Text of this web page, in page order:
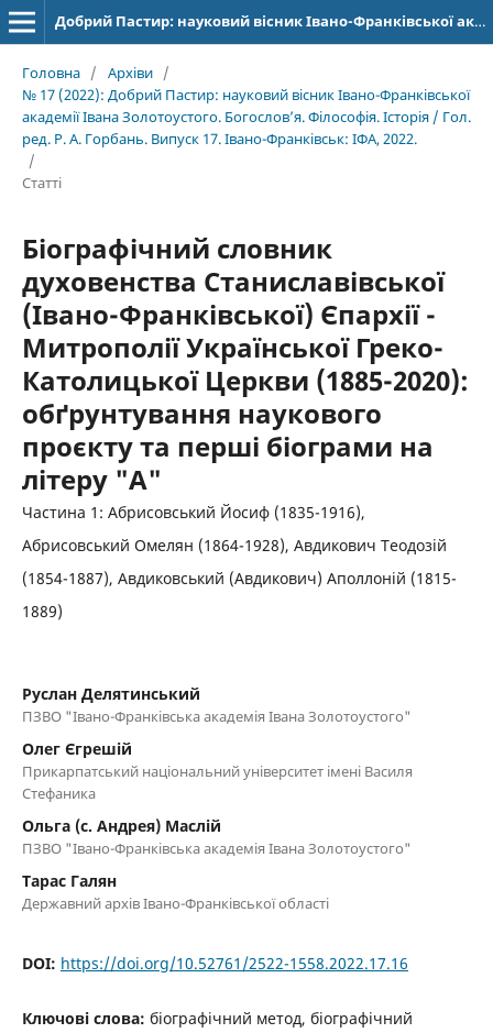
Добрий Пастир: науковий вісник Івано-Франківської академії Івана Золотоустого. Богослов’я. Філософія. Історія
Головна / Архіви /
№ 17 (2022): Добрий Пастир: науковий вісник Івано-Франківської
академії Івана Золотоустого. Богослов’я. Філософія. Історія / Гол.
ред. Р. А. Горбань. Випуск 17. Івано-Франківськ: ІФА, 2022.
/
Статті
Біографічний словник
духовенства Станиславівської
(Івано-Франківської) Єпархії -
Митрополії Української Греко-
Католицької Церкви (1885-2020):
обґрунтування наукового
проєкту та перші біограми на
літеру "А"
Частина 1: Абрисовський Йосиф (1835-1916),
Абрисовський Омелян (1864-1928), Авдикович Теодозій
(1854-1887), Авдиковський (Авдикович) Аполлоній (1815-
1889)
Руслан Делятинський
ПЗВО "Івано-Франківська академія Івана Золотоустого"
Олег Єгрешій
Прикарпатський національний університет імені Василя
Стефаника
Ольга (с. Андрея) Маслій
ПЗВО "Івано-Франківська академія Івана Золотоустого"
Тарас Галян
Державний архів Івано-Франківської області
DOI: https://doi.org/10.52761/2522-1558.2022.17.16
Ключові слова: біографічний метод, біографічний